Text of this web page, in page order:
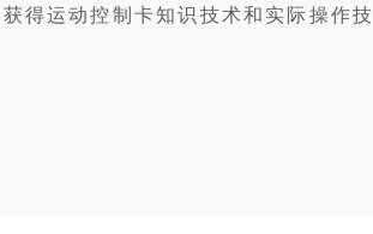
得运动控制卡知识技术和实际操作技